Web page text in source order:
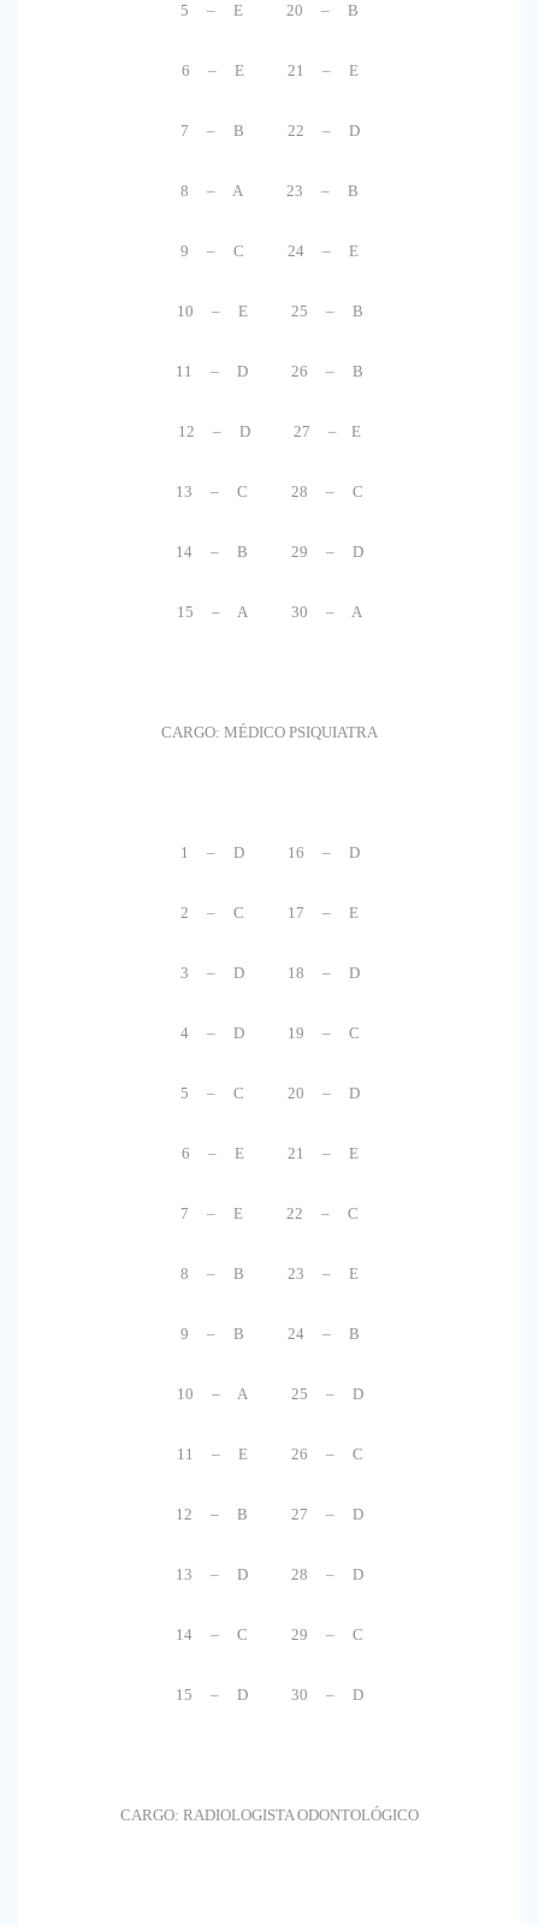
5 – E 20 – B
6 – E 21 – E
7 – B 22 – D
8 – A 23 – B
9 – C 24 – E
10 – E 25 – B
11 – D 26 – B
12 – D 27 – E
13 – C 28 – C
14 – B 29 – D
15 – A 30 – A
CARGO: MÉDICO PSIQUIATRA
1 – D 16 – D
2 – C 17 – E
3 – D 18 – D
4 – D 19 – C
5 – C 20 – D
6 – E 21 – E
7 – E 22 – C
8 – B 23 – E
9 – B 24 – B
10 – A 25 – D
11 – E 26 – C
12 – B 27 – D
13 – D 28 – D
14 – C 29 – C
15 – D 30 – D
CARGO: RADIOLOGISTA ODONTOLÓGICO